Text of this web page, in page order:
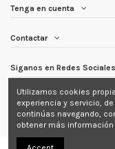
Tenga en cuenta
Contactar
Siganos en Redes Sociales
Newsletter
Utilizamos cookies
experiencia y servicio,
continúas navegando,
obtener más